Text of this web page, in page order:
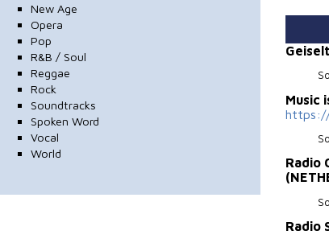
New Age
Opera
Pop
R&B / Soul
Reggae
Rock
Soundtracks
Spoken Word
Vocal
World
Music
https://
Radio
Radio